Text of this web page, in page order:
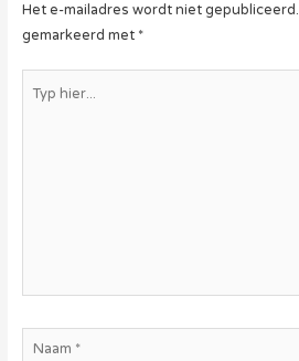
Het e-mailadres wordt niet gepubliceerd.
gemarkeerd met *
hier...
Naam